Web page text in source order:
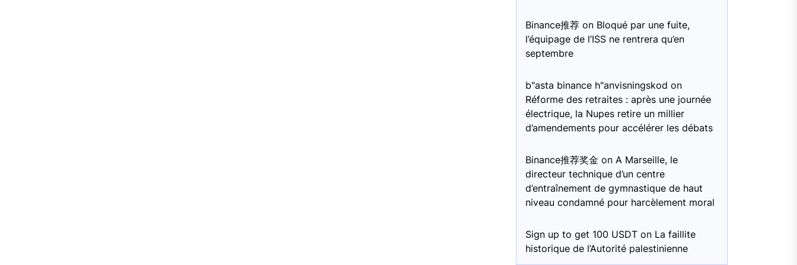
Binance推荐 on Bloqué par une fuite,
l’équipage de l’ISS ne rentrera qu’en
septembre
b"asta binance h"anvisningskod on
Réforme des retraites : après une journée
électrique, la Nupes retire un millier
d’amendements pour accélérer les débats
Binance推荐奖金 on A Marseille, le
directeur technique d’un centre
d’entraînement de gymnastique de haut
niveau condamné pour harcèlement moral
Sign up to get 100 USDT on La faillite
historique de l’Autorité palestinienne